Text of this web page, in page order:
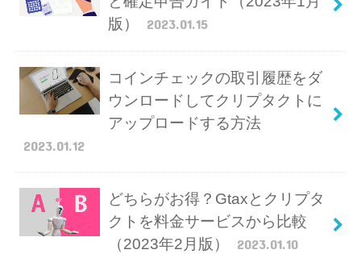
版）
2023.01.15
コインチェックの取引履歴をダ
ウンロードしてクリプタクトに
アップロードする方法
2023.01.12
どちらがお得？Gtaxとクリプタ
クトを料金サービスから比較
（2023年2月版）
2023.01.10